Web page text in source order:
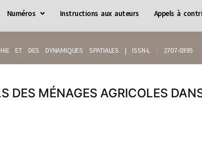
Numéros Instructions aux auteurs Appels à
ET DES DYNAMIQUES SPATIALES | ISSN-L : 2707-0395
MÉNAGES AGRICOLES